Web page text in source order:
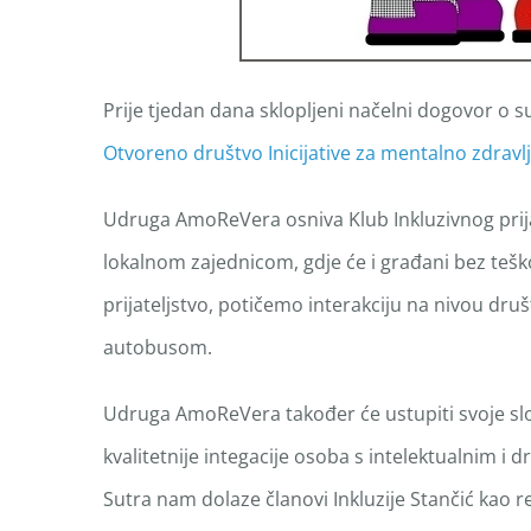
Prije tjedan dana sklopljeni načelni dogovor o
Otvoreno društvo Inicijative za mentalno
Udruga AmoReVera osniva Klub Inkluzivnog
lokalnom zajednicom, gdje će i građani bez
prijateljstvo, potičemo interakciju na nivou
autobusom.
Udruga AmoReVera također će ustupiti svoje
kvalitetnije integacije osoba s intelektualnim i
Sutra nam dolaze članovi Inkluzije Stančić